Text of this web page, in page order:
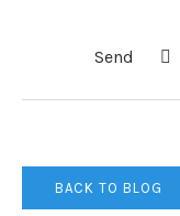
Send
BACK TO BLOG